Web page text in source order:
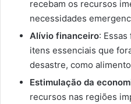
recebam os recursos
necessidades
Alívio financeiro:
itens essenciais que
desastre, como
Estimulação da
recursos nas regiões